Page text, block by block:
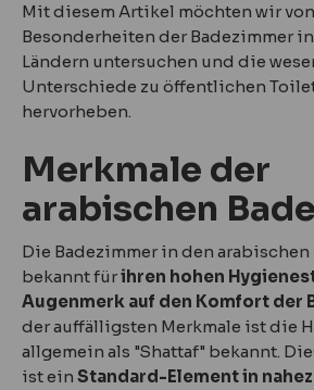
Mit diesem Artikel möchten wir von
Besonderheiten der Badezimmer
Ländern untersuchen und die
Unterschiede zu öffentlichen
hervorheben.
Merkmale der
arabischen
Die Badezimmer in den
bekannt fürihren hohen
Augenmerk auf den Komfort der
der auffälligsten Merkmale ist die
allgemein als "Shattaf" bekannt.
ist ein Standard-Element in